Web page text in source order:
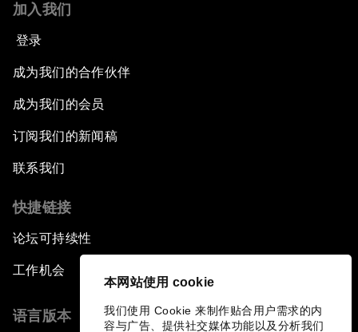
本网站使用 cookie
我们使用 Cookie 来制作贴合用户需求的内
容与广告、提供社交媒体功能以及分析我们
加入我们
登录
成为我们的合作伙伴
成为我们的会员
订阅我们的新闻稿
联系我们
快捷链接
论坛可持续性
工作机会
语言版本